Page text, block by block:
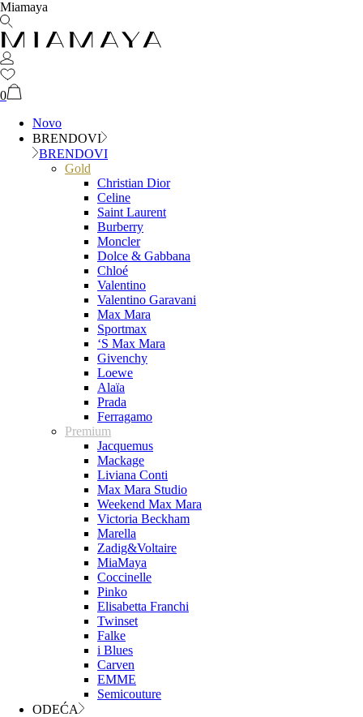
Miamaya
0
Novo
BRENDOVI
BRENDOVI
Gold
Christian Dior
Celine
Saint Laurent
Burberry
Moncler
Dolce & Gabbana
Chloé
Valentino
Valentino Garavani
Max Mara
Sportmax
‘S Max Mara
Givenchy
Loewe
Alaïa
Prada
Ferragamo
Premium
Jacquemus
Mackage
Liviana Conti
Max Mara Studio
Weekend Max Mara
Victoria Beckham
Marella
Zadig&Voltaire
MiaMaya
Coccinelle
Pinko
Elisabetta Franchi
Twinset
Falke
i Blues
Carven
EMME
Semicouture
ODEĆA